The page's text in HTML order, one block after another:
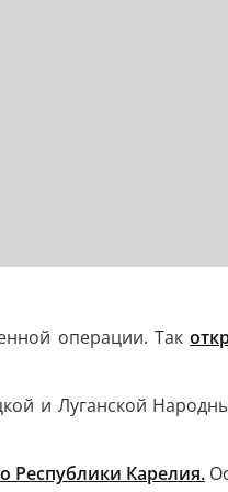
операции. Так
и Луганской
Республики Карелия.